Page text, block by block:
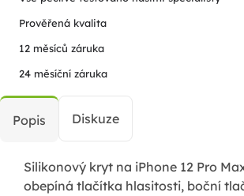
Prověřená kvalita
12 měsíců záruka
24 měsíční záruka
Popis Diskuze
Silikonový kryt na iPhone 12 Pro
obepíná tlačítka hlasitosti, boční